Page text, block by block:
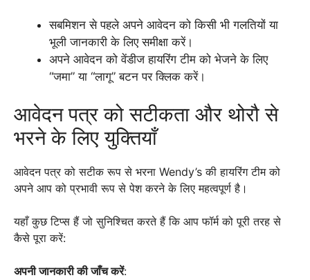
सबमिशन से पहले अपने आवेदन को किसी भी गलतियों या
भूली जानकारी के लिए समीक्षा करें।
अपने आवेदन को वेंडीज हायरिंग टीम को भेजने के लिए
“जमा” या “लागू” बटन पर क्लिक करें।
आवेदन पत्र को सटीकता और थोरौ से
भरने के लिए युक्तियाँ
आवेदन पत्र को सटीक रूप से भरना Wendy’s की हायरिंग टीम को
अपने आप को प्रभावी रूप से पेश करने के लिए महत्वपूर्ण है।
यहाँ कुछ टिप्स हैं जो सुनिश्चित करते हैं कि आप फॉर्म को पूरी तरह से
कैसे पूरा करें:
अपनी जानकारी की जाँच करें: